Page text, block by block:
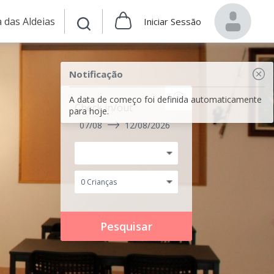
das Aldeias Iniciar Sessão
Notificação
A data de começo foi definida automaticamente
para hoje.
Check in/out
07/08 12/08/2026